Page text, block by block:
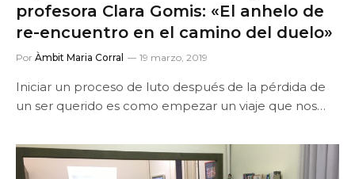
profesora Clara Gomis: «El anhelo de
re-encuentro en el camino del duelo»
Por Àmbit Maria Corral 19 marzo, 2019
Iniciar un proceso de luto después de la pérdida de
un ser querido es como empezar un viaje que nos…